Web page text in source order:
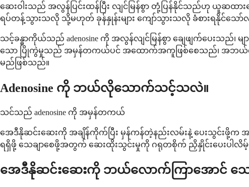
ဆေးဝါးသည် အလွန်ပြင်းထန်ပြီး လျင်မြန်စွာ တုံ့ပြန်နိုင်သည်ဟု ယူဆထ
ရပ်တန့်သွားသလို သို့မဟုတ် ခုန်နှုန်းများ ကျော်သွားသလို ခံစားရနိုင်သော်
သင့်ခန္ဓာကိုယ်သည် adenosine ကို အလွန်လျင်မြန်စွာ ချေဖျက်ပေးသည်၊
သော ပြိုကွဲမှုသည် အမှန်တကယ်ပင် အထောက်အကူဖြစ်စေသည်၊ အဘယ်ကြ
မည်ဖြစ်သည်။
Adenosine ကို ဘယ်လိုသောက်သင့်သလဲ။
သင်သည် adenosine ကို အမှန်တကယ်
အေဒီနိုဆင်းဆေးကို အချိန်ကိုက်ပြီး မှန်ကန်တဲ့နည်းလမ်းနဲ့ ပေးသွင်းဖို့က
ရရှိဖို့ သေချာစေဖို့အတွက် ဆေးထိုးသွင်းမှုကို ဂရုတစိုက် ညှိနှိုင်းပေးပါလိ
အေဒီနိုဆင်းဆေးကို ဘယ်လောက်ကြာအောင်